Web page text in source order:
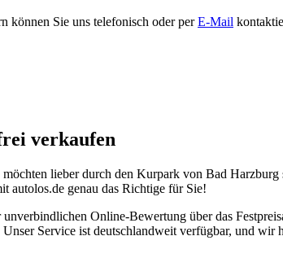
können Sie uns telefonisch oder perE-Mail
verkaufen
lieber durch den Kurpark von Bad
autolos.de genau das Richtige für Sie!
Online-Bewertung über das
Service ist deutschlandweit verfügbar, und